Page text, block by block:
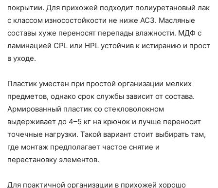
покрытии. Для прихожей подходит полиуретановый лак
с классом износостойкости не ниже АС3. Масляные
составы хуже переносят перепады влажности. МДФ с
ламинацией CPL или HPL устойчив к истиранию и прост
в уходе.
Пластик уместен при простой организации мелких
предметов, однако срок службы зависит от состава.
Армированный пластик со стекловолокном
выдерживает до 4–5 кг на крючок и лучше переносит
точечные нагрузки. Такой вариант стоит выбирать там,
где монтаж предполагает частое снятие и
перестановку элементов.
Для практичной организации в прихожей хорошо